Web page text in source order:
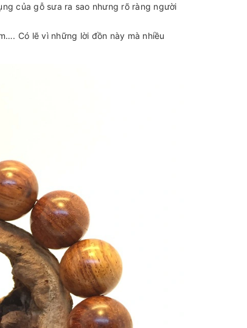
của gỗ sưa ra sao nhưng rõ ràng người
Có lẽ vì những lời đồn này mà nhiều